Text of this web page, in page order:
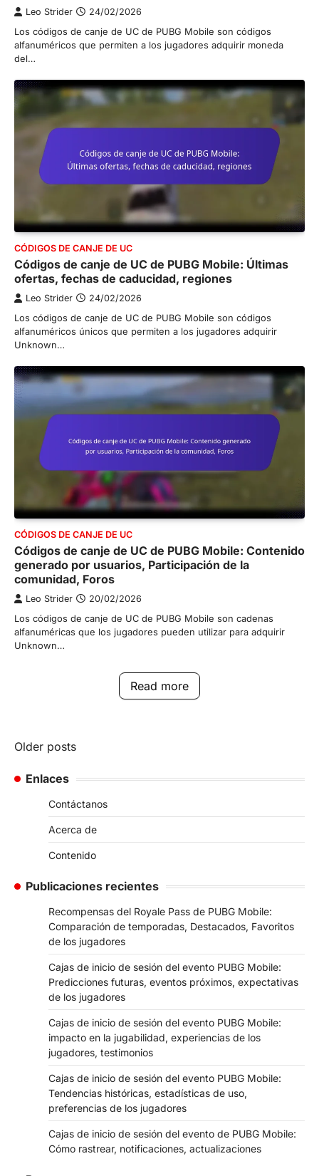
Leo Strider 24/02/2026
Los códigos de canje de UC de PUBG Mobile son códigos
alfanuméricos que permiten a los jugadores adquirir moneda
del…
CÓDIGOS DE CANJE DE UC
Códigos de canje de UC de PUBG Mobile: Últimas
ofertas, fechas de caducidad, regiones
Leo Strider 24/02/2026
Los códigos de canje de UC de PUBG Mobile son códigos
alfanuméricos únicos que permiten a los jugadores adquirir
Unknown…
CÓDIGOS DE CANJE DE UC
Códigos de canje de UC de PUBG Mobile: Contenido
generado por usuarios, Participación de la
comunidad, Foros
Leo Strider 20/02/2026
Los códigos de canje de UC de PUBG Mobile son cadenas
alfanuméricas que los jugadores pueden utilizar para adquirir
Unknown…
Read more
Posts
navigation
Older posts
Enlaces
Contáctanos
Acerca de
Contenido
Publicaciones recientes
Recompensas del Royale Pass de PUBG Mobile:
Comparación de temporadas, Destacados, Favoritos
de los jugadores
Cajas de inicio de sesión del evento PUBG Mobile:
Predicciones futuras, eventos próximos, expectativas
de los jugadores
Cajas de inicio de sesión del evento PUBG Mobile:
impacto en la jugabilidad, experiencias de los
jugadores, testimonios
Cajas de inicio de sesión del evento PUBG Mobile:
Tendencias históricas, estadísticas de uso,
preferencias de los jugadores
Cajas de inicio de sesión del evento de PUBG Mobile:
Cómo rastrear, notificaciones, actualizaciones